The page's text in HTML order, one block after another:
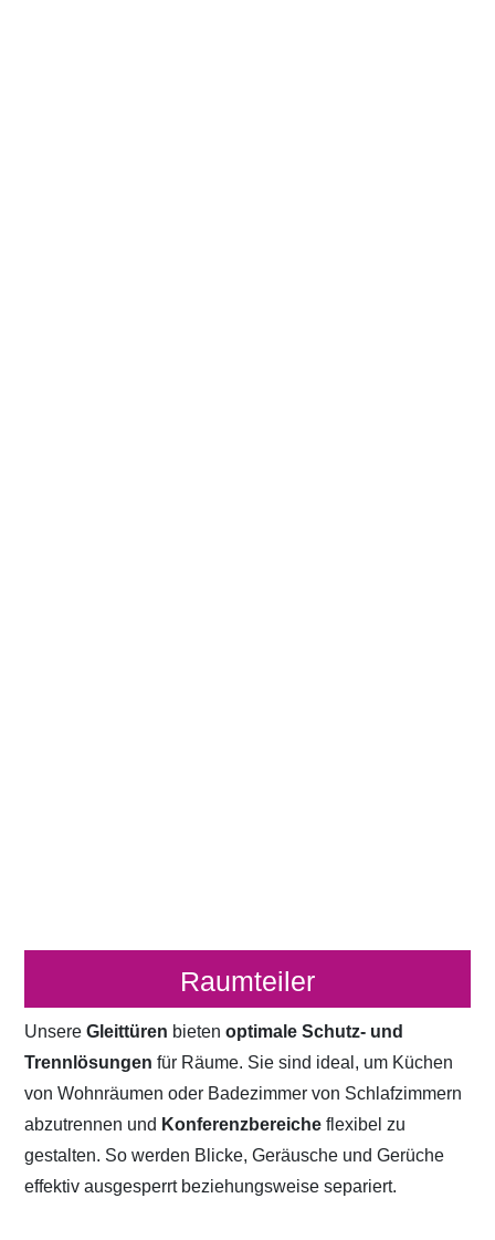
Raumteiler
UnsereGleittüren bietenoptimale Schutz- und
Trennlösungen für Räume. Sie sind ideal, um Küchen
von Wohnräumen oder Badezimmer von Schlafzimmern
abzutrennen und Konferenzbereicheflexibel zu
gestalten. So werden Blicke, Geräusche und Gerüche
effektiv ausgesperrt beziehungsweise separiert.